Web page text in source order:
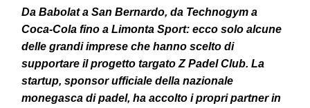
Da Babolat a San Bernardo, da Technogym a
Coca-Cola fino a Limonta Sport: ecco solo alcune
delle grandi imprese che hanno scelto di
supportare il progetto targato Z Padel Club. La
startup, sponsor ufficiale della nazionale
monegasca di padel, ha accolto i propri partner in